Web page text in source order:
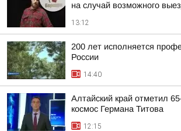
на случай возможного
13:12
200 лет исполняется
России
14:40
Алтайский край отметил
космос Германа Титова
12:15